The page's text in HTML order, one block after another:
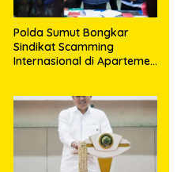
Polda Sumut Bongkar
Sindikat Scamming
Internasional di Apartemen